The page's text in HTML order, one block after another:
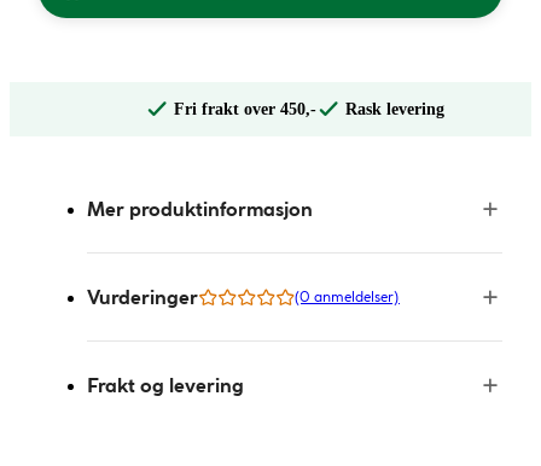
Fri frakt over 450,- Rask levering
Mer produktinformasjon
Vurderinger (0 anmeldelser)
Frakt og levering